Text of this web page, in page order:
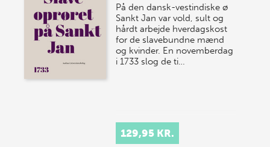
På den dansk-vestindiske ø
Sankt Jan var vold, sult og
hårdt arbejde hverdagskost
for de slavebundne mænd
og kvinder. En novemberdag
i 1733 slog de ti…
129,95 KR.